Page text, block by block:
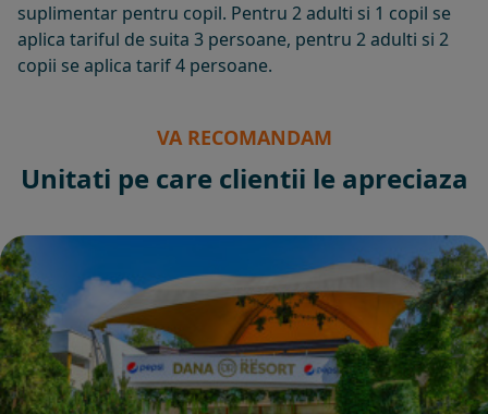
suplimentar pentru copil. Pentru 2 adulti si 1 copil se
aplica tariful de suita 3 persoane, pentru 2 adulti si 2
copii se aplica tarif 4 persoane.
VA RECOMANDAM
Unitati pe care clientii le apreciaza